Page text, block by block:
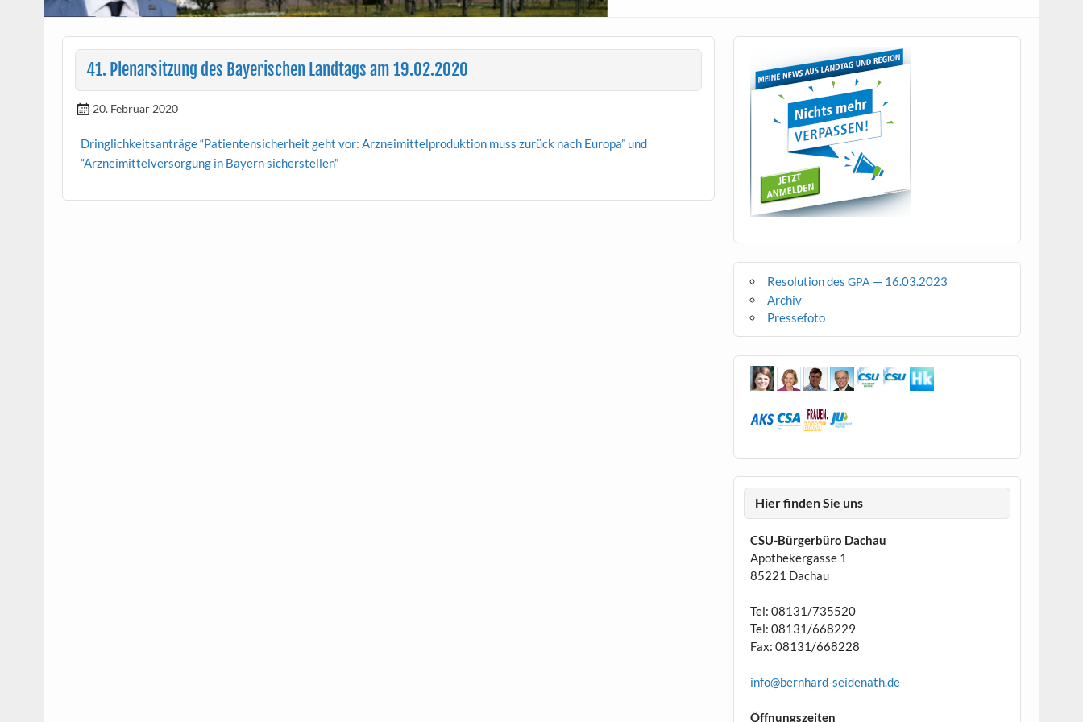
41. Plenarsitzung des Bayerischen Landtags am 19.02.2020
20. Februar 2020
Dringlichkeit­santräge “Patien­ten­sicher­heit geht vor: Arzneimit­tel­pro­duk­tion muss zurück nach Europa” und
“Arzneimit­telver­sorgung in Bay­ern sicherstellen”
Resolution desGPA — 16.03.2023
Archiv
Pressefoto
Hier finden Sie uns
CSU-Bürgerbüro Dachau
Apothekergasse 1
85221 Dachau
Tel: 08131/735520
Tel: 08131/668229
Fax: 08131/668228
info@bernhard-seidenath.de
Öffnungszeiten